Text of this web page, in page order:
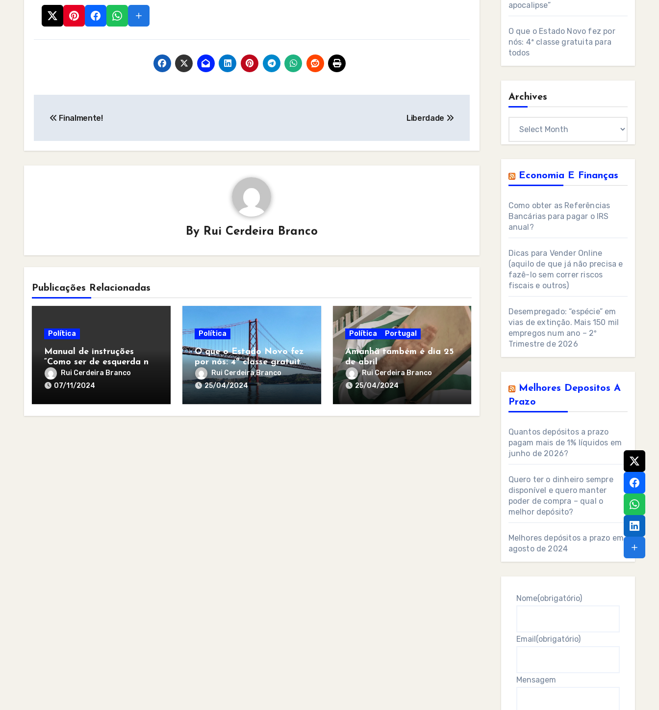
navigation
Finalmente! Liberdade
By Rui Cerdeira Branco
Publicações Relacionadas
Política
Manual de instruções
“Como ser de esquerda no
pós-apocalipse”
Rui Cerdeira Branco
07/11/2024
Política
O que o Estado Novo fez
por nós: 4ª classe gratuita
para todos
Rui Cerdeira Branco
25/04/2024
Política Portugal
Amanhã também é dia 25
de abril
Rui Cerdeira Branco
25/04/2024
apocalipse”
O que o Estado Novo fez por
nós: 4ª classe gratuita para
todos
Archives
Economia E Finanças
Como obter as Referências
Bancárias para pagar o IRS
anual?
Dicas para Vender Online
(aquilo de que já não precisa e
fazê-lo sem correr riscos
fiscais e outros)
Desempregado: “espécie” em
vias de extinção. Mais 150 mil
empregos num ano – 2º
Trimestre de 2026
Melhores Depositos A
Prazo
Quantos depósitos a prazo
pagam mais de 1% líquidos em
junho de 2026?
Quero ter o dinheiro sempre
disponível e quero manter
poder de compra – qual o
melhor depósito?
Melhores depósitos a prazo em
agosto de 2024
Nome(obrigatório)
Email(obrigatório)
Mensagem